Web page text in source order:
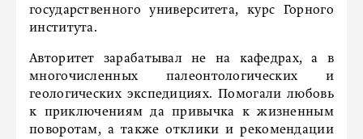
государственного университета, курс Горного
института.
Авторитет зарабатывал не на кафедрах, а в
многочисленных палеонтологических и
геологических экспедициях. Помогали любовь
к приключениям да привычка к жизненным
поворотам, а также отклики и рекомендации